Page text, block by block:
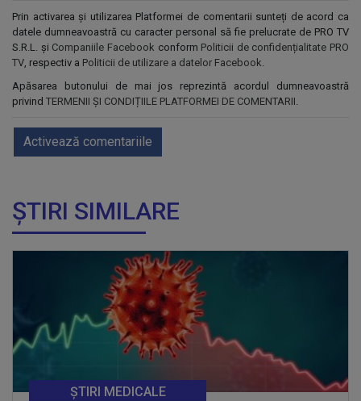
Prin activarea și utilizarea Platformei de comentarii sunteți de acord ca
datele dumneavoastră cu caracter personal să fie prelucrate de PRO TV
S.R.L. și Companiile Facebook conform Politicii de confidențialitate PRO
TV, respectiv a Politicii de utilizare a datelor Facebook.
Apăsarea butonului de mai jos reprezintă acordul dumneavoastră
privind TERMENII ȘI CONDIȚIILE PLATFORMEI DE COMENTARII.
Activează comentariile
ȘTIRI SIMILARE
ȘTIRI MEDICALE